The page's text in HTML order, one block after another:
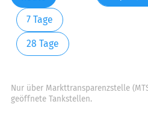
7 Tage
28 Tage
Nur über Markttransparenzstelle
geöffnete Tankstellen.